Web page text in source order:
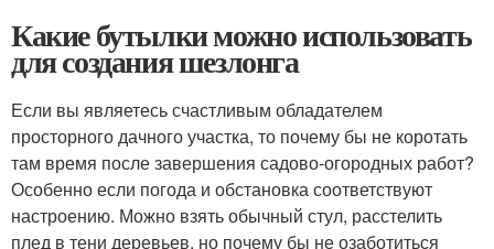
Какие бутылки можно использовать
для создания шезлонга
Если вы являетесь счастливым обладателем
просторного дачного участка, то почему бы не коротать
там время после завершения садово-огородных работ?
Особенно если погода и обстановка соответствуют
настроению. Можно взять обычный стул, расстелить
плед в тени деревьев, но почему бы не озаботиться